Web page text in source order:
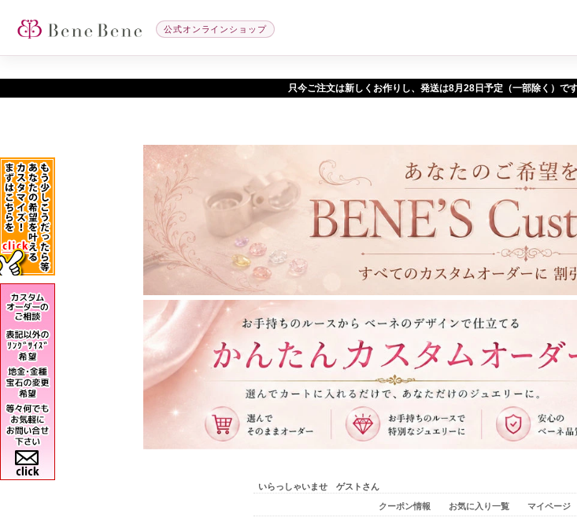
只今ご注文は新しくお作りし、発送は 予定（一部除く）で
公式オンラインショップ
いらっしゃいませ ゲストさん
クーポン情報 お気に入り一覧 マイページ